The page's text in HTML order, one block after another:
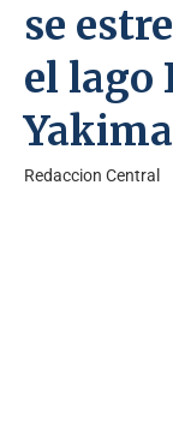
se
el lago
Yakima
Redaccion Central